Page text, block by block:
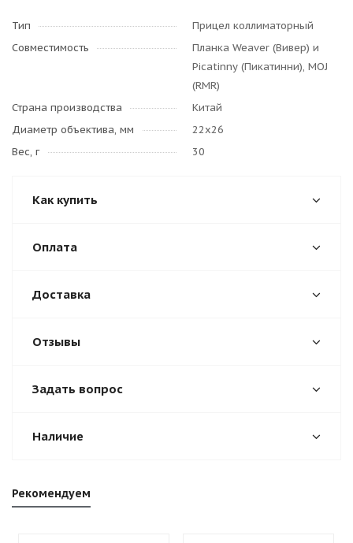
Тип
Прицел коллиматорный
Совместимость
Планка Weaver (Вивер) и
Picatinny (Пикатинни), MOJ
(RMR)
Страна производства
Китай
Диаметр объектива, мм
22х26
Вес, г
30
Как купить
Оплата
Доставка
Отзывы
Задать вопрос
Наличие
Рекомендуем